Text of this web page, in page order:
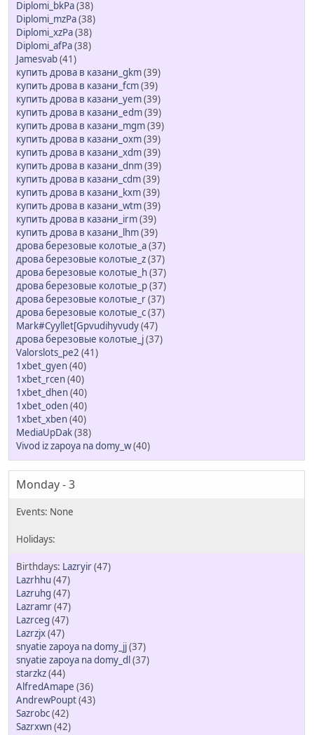
Diplomi_bkPa(38)
Diplomi_mzPa(38)
Diplomi_xzPa(38)
Diplomi_afPa(38)
Jamesvab(41)
купить дрова в казани_gkm(39)
купить дрова в казани_fcm(39)
купить дрова в казани_yem(39)
купить дрова в казани_edm(39)
купить дрова в казани_mgm(39)
купить дрова в казани_oxm(39)
купить дрова в казани_xdm(39)
купить дрова в казани_dnm(39)
купить дрова в казани_cdm(39)
купить дрова в казани_kxm(39)
купить дрова в казани_wtm(39)
купить дрова в казани_irm(39)
купить дрова в казани_lhm(39)
дрова березовые колотые_a(37)
дрова березовые колотые_z(37)
дрова березовые колотые_h(37)
дрова березовые колотые_p(37)
дрова березовые колотые_r(37)
дрова березовые колотые_c(37)
Mark#Cyyllet[Gpvudihyvudy(47)
дрова березовые колотые_j(37)
Valorslots_pe2 (41)
1xbet_gyen(40)
1xbet_rcen(40)
1xbet_dhen(40)
1xbet_oden(40)
1xbet_xben(40)
MediaUpDak(38)
Vivod iz zapoya na domy_w(40)
Monday - 3
Lazryir(47)
Lazrhhu (47)
Lazruhg (47)
Lazramr(47)
Lazrceg (47)
Lazrzjx(47)
snyatie zapoya na domy_jj(37)
snyatie zapoya na domy_dl(37)
starzkz(44)
AlfredAmape (36)
AndrewPoupt(43)
Sazrobc(42)
Sazrxwn(42)